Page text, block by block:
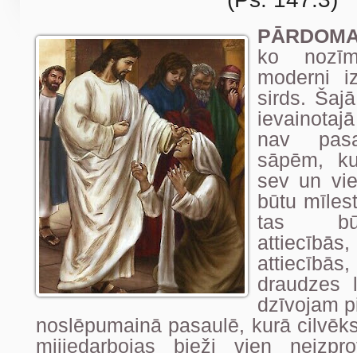
ko
moderni
sirds.
nav
sāpēm,
sev un
būtu
tas
draudzes
dzīvojam
noslēpumainā pasaulē, kurā
mijiedarbojas bieži vien